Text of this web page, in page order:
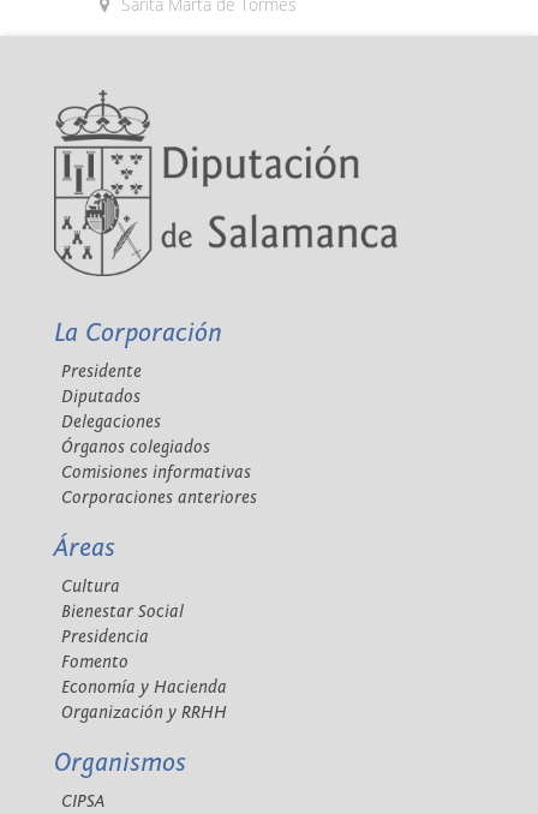
La Corporación
Presidente
Diputados
Delegaciones
Órganos colegiados
Comisiones informativas
Corporaciones anteriores
Áreas
Cultura
Bienestar Social
Presidencia
Fomento
Economía y Hacienda
Organización y RRHH
Organismos
CIPSA